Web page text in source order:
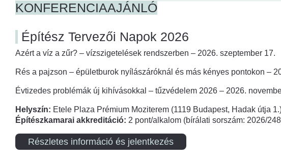
KONFERENCIAAJÁNLÓ
Építész Tervezői Napok 2026
Azért a víz a zűr? – vízszigetelések rendszerben – 2026. szeptember 17.
Rés a pajzson – épületburok nyílászáróknál és más kényes pontokon –
Évtizedes problémák új kihívásokkal – tűzvédelem 2026 – 2026.
Helyszín: Etele Plaza Prémium Moziterem (1119 Budapest, Hadak útja
Építészkamarai akkreditáció: 2 pont/alkalom (bírálati sorszám: 2026/
Részletes információ és jelentkezés